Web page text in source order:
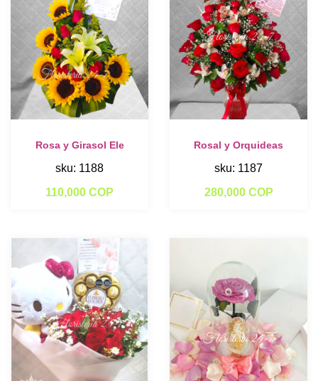
Rosa y Girasol Ele
sku: 1188
110,000 COP
Rosal y Orquideas
sku: 1187
280,000 COP